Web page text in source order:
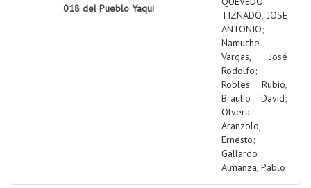
018 del Pueblo Yaqui
TIZNADO, JOSE
ANTONIO;
Namuche
Vargas, José
Rodolfo;
Robles Rubio,
Braulio David;
Olvera
Aranzolo,
Ernesto;
Gallardo
Almanza, Pablo